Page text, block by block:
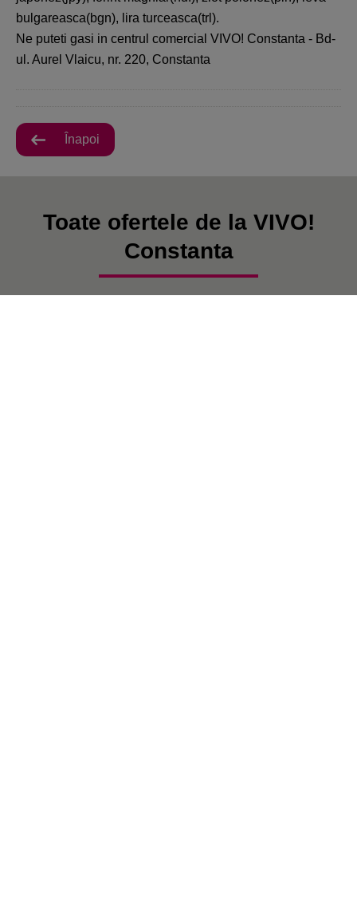
bulgareasca(bgn), lira turceasca(trl).
Ne puteti gasi in centrul comercial VIVO! Constanta - Bd-
ul. Aurel Vlaicu, nr. 220, Constanta
Înapoi
Toate ofertele de la VIVO!
Constanta